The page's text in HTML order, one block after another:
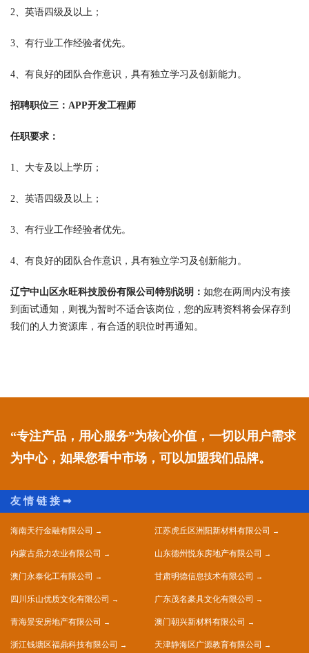
2、英语四级及以上；
3、有行业工作经验者优先。
4、有良好的团队合作意识，具有独立学习及创新能力。
招聘职位三：APP开发工程师
任职要求：
1、大专及以上学历；
2、英语四级及以上；
3、有行业工作经验者优先。
4、有良好的团队合作意识，具有独立学习及创新能力。
辽宁中山区永旺科技股份有限公司特别说明： 如您在两周内没有接
到面试通知，则视为暂时不适合该岗位，您的应聘资料将会保存到
我们的人力资源库，有合适的职位时再通知。
“专注产品，用心服务”为核心价值，一切以用户需求
为中心，如果您看中市场，可以加盟我们品牌。
海南天行金融有限公司 江苏虎丘区洲阳新材料有限公司
内蒙古鼎力农业有限公司 山东德州悦东房地产有限公司
澳门永泰化工有限公司 甘肃明德信息技术有限公司
四川乐山优质文化有限公司 广东茂名豪具文化有限公司
青海景安房地产有限公司 澳门朝兴新材料有限公司
浙江钱塘区福鼎科技有限公司 天津静海区广源教育有限公司